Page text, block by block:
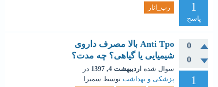
1
پاسخ
رب_انار
0
0
1
Anti Tpo بالا مصرف داروی
شیمیایی یا گیاهی؟ چه مدت؟
سوال شده اردیبهشت 4, 1397
در
پزشکی و بهداشت توسط سمیرا